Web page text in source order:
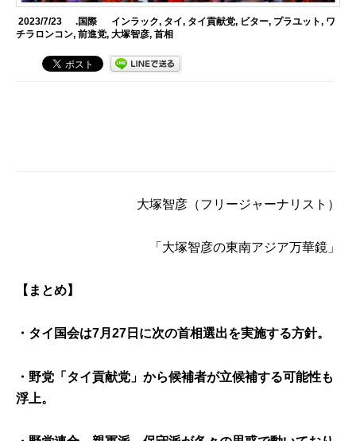
2023/7/23 .国際 インラック, タイ, タイ貢献党, ビター, プラユット, ワ
チラロンコン,前進党,大塚智彦,首相
大塚智彦（フリージャーナリスト）
「大塚智彦の東南アジア万華鏡」
【まとめ】
・ タイ国会は7月27日に次の首相選出を実施する方針。
・ 野党「タイ貢献党」から候補者が立候補する可能性も
浮上。